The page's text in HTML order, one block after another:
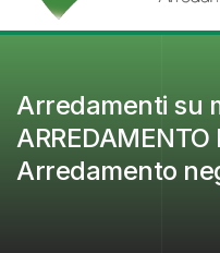
Arredamenti su
ARREDAMENTO
Arredamento